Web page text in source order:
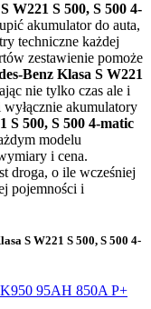
W221 S 500, S 500 4-
akumulator do auta,
techniczne każdej
zestawienie pomoże
Benz Klasa S W221
nie tylko czas ale i
akumulatory
S 500, S 500 4-matic
modelu
i cena.
droga, o ile wcześniej
pojemności i
S W221 S 500, S 500 4-